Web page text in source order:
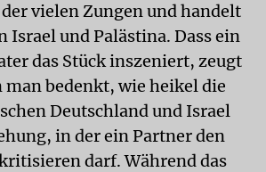
vielen Zungen und handelt
und Palästina. Dass ein
das Stück inszeniert, zeugt
bedenkt, wie heikel die
Deutschland und Israel
in der ein Partner den
darf. Während das